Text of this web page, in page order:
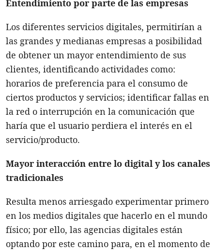
Entendimiento por parte de las empresas
Los diferentes servicios digitales, permitirían a
las grandes y medianas empresas a posibilidad
de obtener un mayor entendimiento de sus
clientes, identificando actividades como:
horarios de preferencia para el consumo de
ciertos productos y servicios; identificar fallas en
la red o interrupción en la comunicación que
haría que el usuario perdiera el interés en el
servicio/producto.
Mayor interacción entre lo digital y los canales
tradicionales
Resulta menos arriesgado experimentar primero
en los medios digitales que hacerlo en el mundo
físico; por ello, las agencias digitales están
optando por este camino para, en el momento de